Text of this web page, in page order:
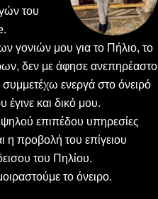
του
γονιών μου για το Πήλιο, το
δεν με άφησε ανεπηρέαστο
ενεργά στο όνειρό
έγινε και δικό μου.
επιπέδου υπηρεσίες
η προβολή του επίγειου
του Πηλίου.
το όνειρο.